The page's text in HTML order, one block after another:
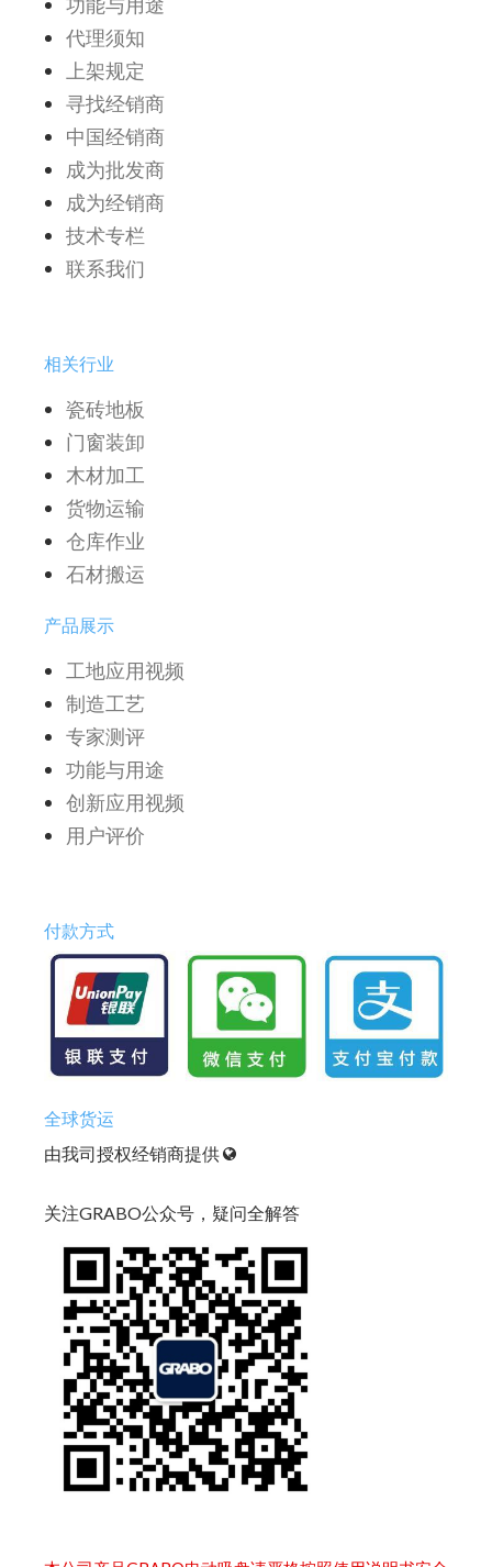
代理须知
上架规定
寻找经销商
中国经销商
成为批发商
成为经销商
技术专栏
联系我们
相关行业
瓷砖地板
门窗装卸
木材加工
货物运输
仓库作业
石材搬运
产品展示
工地应用视频
制造工艺
专家测评
功能与用途
创新应用视频
用户评价
付款方式
全球货运
由我司授权经销商提供
关注GRABO公众号，疑问全解答